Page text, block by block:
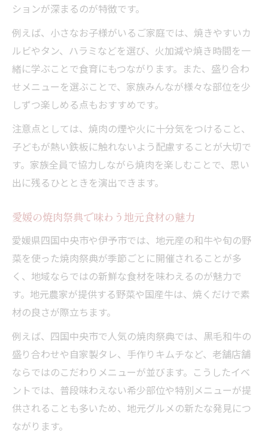
焼肉好き必見の祭典情報と楽しみ方を解説
最新焼肉祭典で体験できるグルメイベント
焼肉祭典参加時の予約と混雑回避テクニッ
ク
地元焼肉イベントで味わう食べ放題の魅力
焼肉好きが選ぶおすすめ祭典の楽しみ方
家族で訪れたい焼肉祭典の注目ポイント解
説
祭典シーズンに訪れたい焼肉スポット特集
焼肉祭典に合わせて訪れるべき注目スポッ
ト
地元で人気の焼肉店予約術とおすすめ情報
家族で楽しめる焼肉スポット選びの秘訣
焼肉祭典期間中の食べ放題プラン徹底紹介
食べ放題を満喫したいなら押さえたいポイント
焼肉食べ放題を満喫するための事前準備法
食べ放題で後悔しない焼肉メニュー選び方
焼肉食べ放題の予約時に確認すべき注意点
家族で楽しむ焼肉食べ放題おすすめプラン
地元焼肉店の食べ放題情報を賢く活用する
ションが深まるのが特徴です。
例えば、小さなお子様がいるご家庭では、焼きやすいカ
ルビやタン、ハラミなどを選び、火加減や焼き時間を一
緒に学ぶことで食育にもつながります。また、盛り合わ
せメニューを選ぶことで、家族みんなが様々な部位を少
しずつ楽しめる点もおすすめです。
注意点としては、焼肉の煙や火に十分気をつけること、
子どもが熱い鉄板に触れないよう配慮することが大切で
す。家族全員で協力しながら焼肉を楽しむことで、思い
出に残るひとときを演出できます。
愛媛の焼肉祭典で味わう地元食材の魅力
愛媛県四国中央市や伊予市では、地元産の和牛や旬の野
菜を使った焼肉祭典が季節ごとに開催されることが多
く、地域ならではの新鮮な食材を味わえるのが魅力で
す。地元農家が提供する野菜や国産牛は、焼くだけで素
材の良さが際立ちます。
例えば、四国中央市で人気の焼肉祭典では、黒毛和牛の
盛り合わせや自家製タレ、手作りキムチなど、老舗店舗
ならではのこだわりメニューが並びます。こうしたイベ
ントでは、普段味わえない希少部位や特別メニューが提
供されることも多いため、地元グルメの新たな発見につ
ながります。